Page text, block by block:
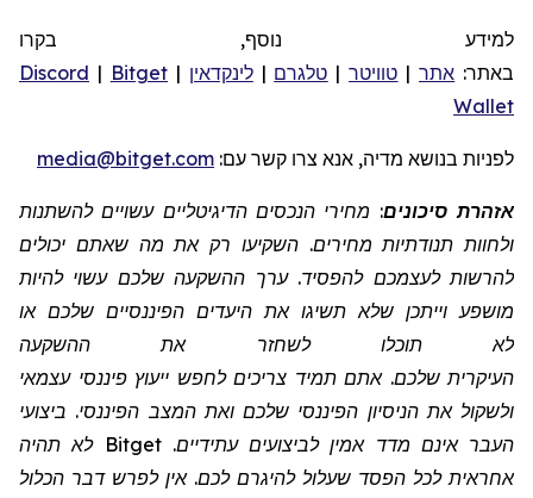
למידע נוסף, בקרו
באתר: אתר| טוויטר| טלגרם |לינקדאין |
Discord | Bitget
Wallet
לפניות בנושא מדיה, אנא צרו קשר עם: media@bitget.com
אזהרת סיכונים: מחירי הנכסים הדיגיטליים עשויים להשתנות
ולחוות תנודתיות מחירים. השקיעו רק את מה שאתם יכולים
להרשות לעצמכם להפסיד. ערך ההשקעה שלכם עשוי להיות
מושפע וייתכן שלא תשיגו את היעדים הפיננסיים שלכם או
לא תוכלו לשחזר את ההשקעה
העיקרית שלכם. אתם תמיד צריכים לחפש ייעוץ פיננסי עצמאי
ולשקול את הניסיון הפיננסי שלכם ואת המצב הפיננסי. ביצועי
העבר אינם מדד אמין לביצועים עתידיים.Bitget לא תהיה
אחראית לכל הפסד שעלול להיגרם לכם. אין לפרש דבר הכלול